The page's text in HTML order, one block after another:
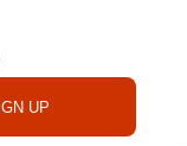
Share this link